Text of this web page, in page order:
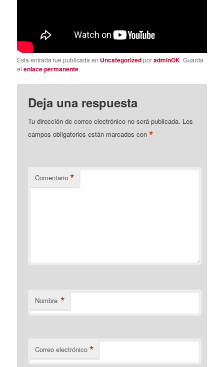
Esta entrada fue publicada en UncategorizedporadminOK. Guarda
elenlace permanente.
Deja una respuesta
Tu dirección de correo electrónico no será publicada. Los
campos obligatorios están marcados con*
Comentario *
Nombre *
Correo electrónico *